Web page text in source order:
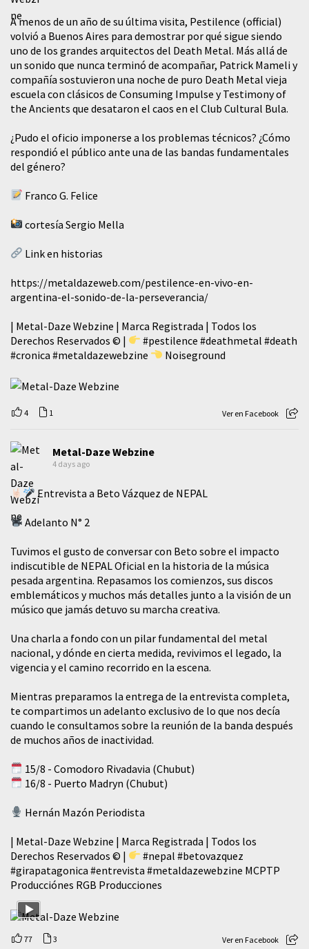
A menos de un año de su última visita, Pestilence (official)
volvió a Buenos Aires para demostrar por qué sigue siendo
uno de los grandes arquitectos del Death Metal. Más allá de
un sonido que nunca terminó de acompañar, Patrick Mameli y
compañía sostuvieron una noche de puro Death Metal vieja
escuela con clásicos de Consuming Impulse y Testimony of
the Ancients que desataron el caos en el Club Cultural Bula.
¿Pudo el oficio imponerse a los problemas técnicos? ¿Cómo
respondió el público ante una de las bandas fundamentales
del género?
Franco G. Felice
cortesía Sergio Mella
Link en historias
https://metaldazeweb.com/pestilence-en-vivo-en-
argentina-el-sonido-de-la-perseverancia/
| Metal-Daze Webzine | Marca Registrada | Todos los
Derechos Reservados © |
#pestilence #deathmetal #death
#cronica #metaldazewebzine Noiseground
4 1 Ver en Facebook
Metal-Daze Webzine
4 days ago
Entrevista a Beto Vázquez de NEPAL
Adelanto N° 2
Tuvimos el gusto de conversar con Beto sobre el impacto
indiscutible de NEPAL Oficial en la historia de la música
pesada argentina. Repasamos los comienzos, sus discos
emblemáticos y muchos más detalles junto a la visión de un
músico que jamás detuvo su marcha creativa.
​Una charla a fondo con un pilar fundamental del metal
nacional, y dónde en cierta medida, revivimos el legado, la
vigencia y el camino recorrido en la escena.
Mientras preparamos la entrega de la entrevista completa,
te compartimos un adelanto exclusivo de lo que nos decía
cuando le consultamos sobre la reunión de la banda después
de muchos años de inactividad.
15/8 - Comodoro Rivadavia (Chubut)
16/8 - Puerto Madryn (Chubut)
Hernán Mazón Periodista
| Metal-Daze Webzine | Marca Registrada | Todos los
Derechos Reservados © |
#nepal #betovazquez
#girapatagonica #entrevista #metaldazewebzine MCPTP
Producciónes RGB Producciones
77 3 Ver en Facebook